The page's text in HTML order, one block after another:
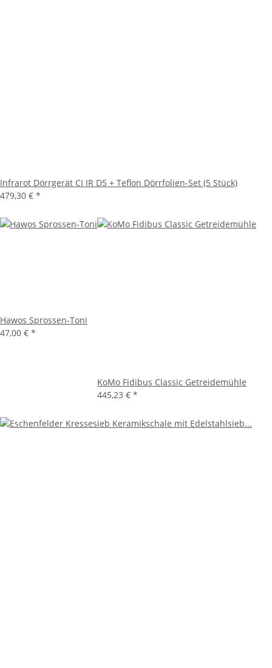
Infrarot Dörrgerät CI IR D5 + Teflon Dörrfolien-Set (5 Stück)
479,30 € *
Hawos Sprossen-Toni
47,00 € *
KoMo Fidibus Classic Getreidemühle
445,23 € *